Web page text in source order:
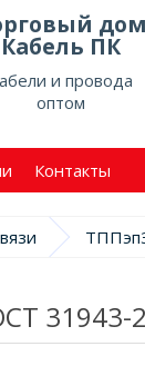
дом
Кабель ПК
и провода
оптом
Контакты
31943-